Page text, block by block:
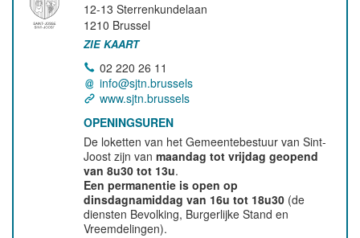
12-13 Sterrenkundelaan
1210 Brussel
ZIE KAART
02 220 26 11
info@sjtn.brussels
www.sjtn.brussels
OPENINGSUREN
De loketten van het Gemeentebestuur van Sint-
Joost zijn vanmaandag tot vrijdag geopend
van 8u30 tot 13u.
Een permanentie is open op
dinsdagnamiddag van 16u tot 18u30 (de
diensten Bevolking, Burgerlijke Stand en
Vreemdelingen).